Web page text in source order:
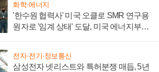
화학·에너지
'한수원 협력사' 미국 오클로 SMR 연구용
원자로 '임계 상태' 도달, 미국 에너지부
전자·전기·정보통신
삼성전자 넷리스트와 특허분쟁 매듭, 5년